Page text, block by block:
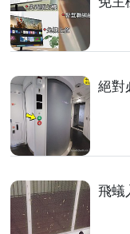
絕對
飛蟻